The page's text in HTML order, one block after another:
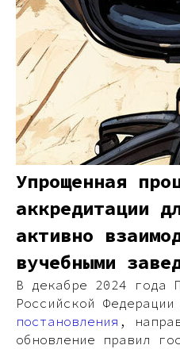
Упрощенная
аккредитации
активно
вучебными
В декабре 2024 года
Российской
постановления ,
обновление правил